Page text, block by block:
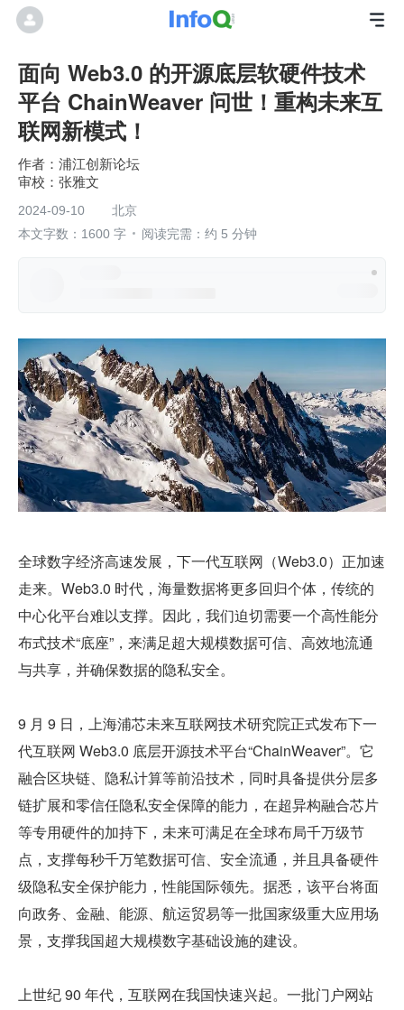
面向 Web3.0 的开源底层软硬件技术
平台 ChainWeaver 问世！重构未来互
联网新模式！
浦江创新论坛
张雅文
2024-09-10
北京
本文字数：1600 字
阅读完需：约 5 分钟
全球数字经济高速发展，下一代互联网（Web3.0）正加速
走来。Web3.0 时代，海量数据将更多回归个体，传统的
中心化平台难以支撑。因此，我们迫切需要一个高性能分
布式技术“底座”，来满足超大规模数据可信、高效地流通
与共享，并确保数据的隐私安全。
9 月 9 日，上海浦芯未来互联网技术研究院正式发布下一
代互联网 Web3.0 底层开源技术平台“ChainWeaver”。它
融合区块链、隐私计算等前沿技术，同时具备提供分层多
链扩展和零信任隐私安全保障的能力，在超异构融合芯片
等专用硬件的加持下，未来可满足在全球布局千万级节
点，支撑每秒千万笔数据可信、安全流通，并且具备硬件
级隐私安全保护能力，性能国际领先。据悉，该平台将面
向政务、金融、能源、航运贸易等一批国家级重大应用场
景，支撑我国超大规模数字基础设施的建设。
上世纪 90 年代，互联网在我国快速兴起。一批门户网站